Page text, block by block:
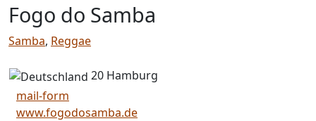
Fogo do Samba
Samba, Reggae
20 Hamburg
mail-form
www.fogodosamba.de